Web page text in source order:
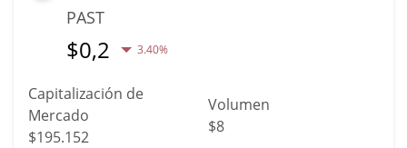
PAST
$0,2 3.40%
Capitalización de
Mercado
$195.152
Volumen
$8